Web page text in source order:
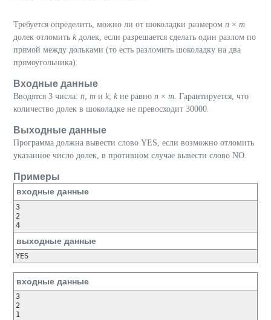
Требуется определить, можно ли от шоколадки размером n × m
долек отломить k долек, если разрешается сделать один разлом по
прямой между дольками (то есть разломить шоколадку на два
прямоугольника).
Входные данные
Вводятся 3 числа: n m и k; k не равно n × m . Гарантируется, что
количество долек в шоколадке не превосходит 30000.
Выходные данные
Программа должна вывести слово YES, если возможно отломить
указанное число долек, в противном случае вывести слово NO.
Примеры
входные данные
3
2
4
выходные данные
YES
входные данные
3
2
1